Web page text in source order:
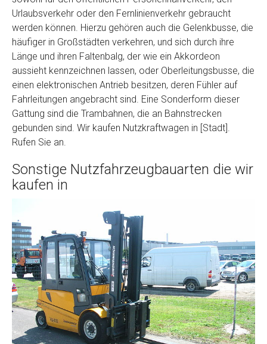
Urlaubsverkehr oder den Fernlinienverkehr gebraucht
werden können. Hierzu gehören auch die Gelenkbusse, die
häufiger in Großstädten verkehren, und sich durch ihre
Länge und ihren Faltenbalg, der wie ein Akkordeon
aussieht kennzeichnen lassen, oder Oberleitungsbusse, die
einen elektronischen Antrieb besitzen, deren Fühler auf
Fahrleitungen angebracht sind. Eine Sonderform dieser
Gattung sind die Trambahnen, die an Bahnstrecken
gebunden sind. Wir kaufen Nutzkraftwagen in [Stadt].
Rufen Sie an.
Sonstige Nutzfahrzeugbauarten die wir
kaufen in